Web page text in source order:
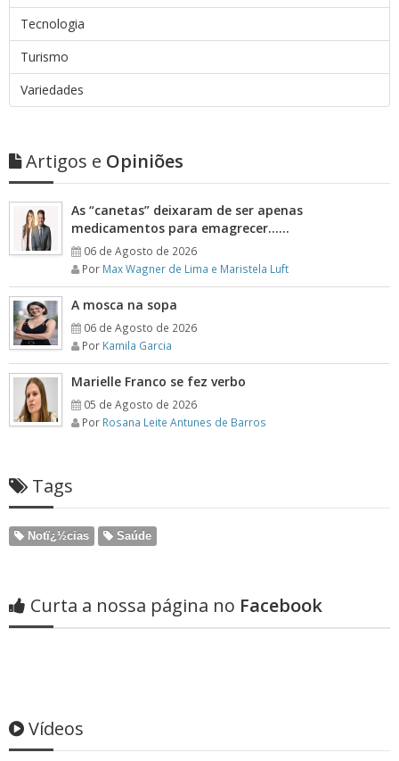
Tecnologia
Turismo
Variedades
Artigos e Opiniões
As “canetas” deixaram de ser apenas
medicamentos para emagrecer……
06 de Agosto de 2026
Por Max Wagner de Lima e Maristela Luft
A mosca na sopa
06 de Agosto de 2026
Por Kamila Garcia
Marielle Franco se fez verbo
05 de Agosto de 2026
Por Rosana Leite Antunes de Barros
Tags
Notï¿½cias Saúde
Curta a nossa página no Facebook
Vídeos